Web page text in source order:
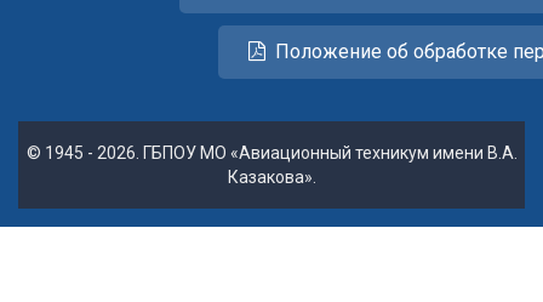
Положение об обработке
© 1945 - 2026. ГБПОУ МО «Авиационный техникум имени В.А.
Казакова».